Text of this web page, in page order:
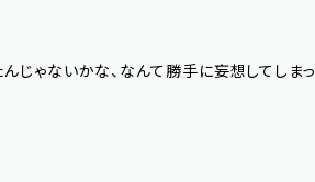
ゃないかな、なんて勝手に妄想してしまっ